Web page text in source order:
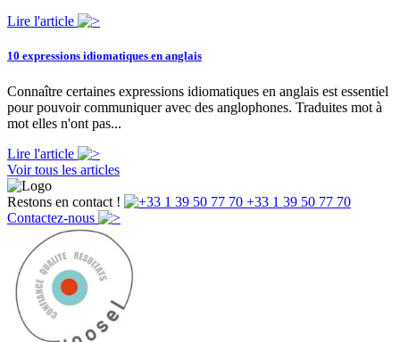
Lire l'article
10 expressions idiomatiques en anglais
Connaître certaines expressions idiomatiques en anglais est essentiel
pour pouvoir communiquer avec des anglophones. Traduites mot à
mot elles n'ont pas...
Lire l'article
Voir tous les articles
Restons en contact !
+33 1 39 50 77 70
Contactez-nous